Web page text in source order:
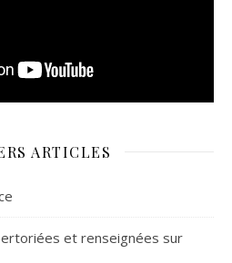
ARTICLES
et renseignées sur